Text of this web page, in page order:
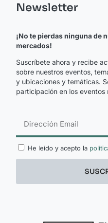
Newsletter
¡No te pierdas ninguna de
mercados!
Suscríbete ahora y recibe
sobre nuestros eventos,
y ubicaciones y temáticas.
participación en los
He leído y acepto la